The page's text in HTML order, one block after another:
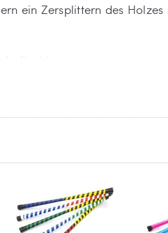
ein Zersplittern des